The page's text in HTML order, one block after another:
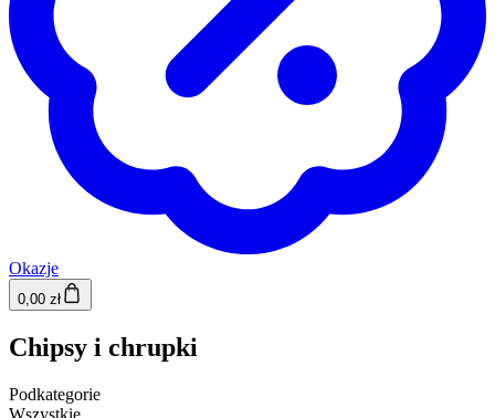
Okazje
0,00 zł
Chipsy i chrupki
Podkategorie
Wszystkie